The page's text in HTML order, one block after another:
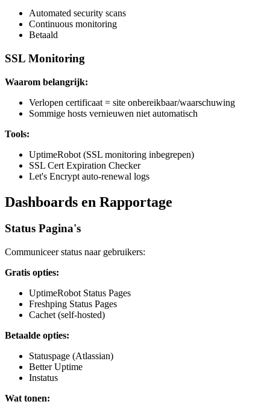
Automated security scans
Continuous monitoring
Betaald
SSL Monitoring
Waarom belangrijk:
Verlopen certificaat = site onbereikbaar/waarschuwing
Sommige hosts vernieuwen niet automatisch
Tools:
UptimeRobot (SSL monitoring inbegrepen)
SSL Cert Expiration Checker
Let's Encrypt auto-renewal logs
Dashboards en Rapportage
Status Pagina's
Communiceer status naar gebruikers:
Gratis opties:
UptimeRobot Status Pages
Freshping Status Pages
Cachet (self-hosted)
Betaalde opties:
Statuspage (Atlassian)
Better Uptime
Instatus
Wat tonen: